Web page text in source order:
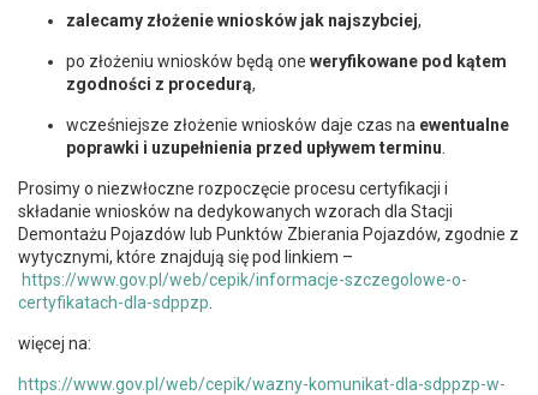
zalecamy złożenie wniosków jak najszybciej,
po złożeniu wniosków będą one weryfikowane pod kątem
zgodności z procedurą,
wcześniejsze złożenie wniosków daje czas na ewentualne
poprawki i uzupełnienia przed upływem terminu.
Prosimy o niezwłoczne rozpoczęcie procesu certyfikacji i
składanie wniosków na dedykowanych wzorach dla Stacji
Demontażu Pojazdów lub Punktów Zbierania Pojazdów, zgodnie z
wytycznymi, które znajdują się pod linkiem –
https://www.gov.pl/web/cepik/informacje-szczegolowe-o-
certyfikatach-dla-sdppzp.
więcej na:
https://www.gov.pl/web/cepik/wazny-komunikat-dla-sdppzp-w-